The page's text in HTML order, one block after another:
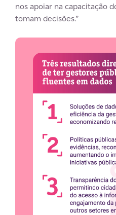
nos apoiar na capacitação
tomam decisões.”